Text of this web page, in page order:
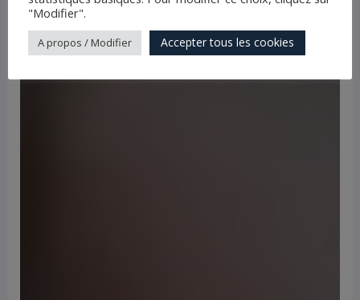
"Modifier".
A propos / Modifier Accepter tous les cookies